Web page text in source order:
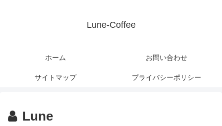
Lune-Coffee
ホーム お問い合わせ
サイトマップ プライバシーポリシー
Lune